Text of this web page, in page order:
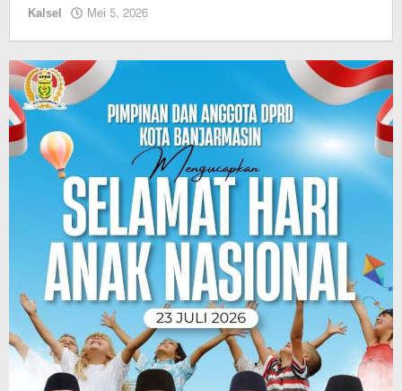
Kalsel Mei 5, 2026
Pimred